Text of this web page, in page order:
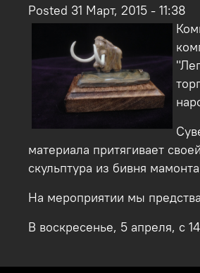
Posted 31 Март, 2015 - 11:38
материала притягивает
скульптура из бивня
На мероприятии мы
В воскресенье, 5 апреля, с